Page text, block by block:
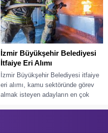
Son...
İzmir Büyükşehir Belediyesi
İtfaiye Eri Alımı
İzmir Büyükşehir Belediyesi itfaiye
eri alımı, kamu sektöründe görev
almak isteyen adayların en çok